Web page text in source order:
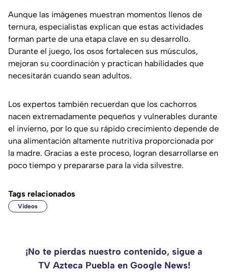
Aunque las imágenes muestran momentos llenos de
ternura, especialistas explican que estas actividades
forman parte de una etapa clave en su desarrollo.
Durante el juego, los osos fortalecen sus músculos,
mejoran su coordinación y practican habilidades que
necesitarán cuando sean adultos.
Los expertos también recuerdan que los cachorros
nacen extremadamente pequeños y vulnerables durante
el invierno, por lo que su rápido crecimiento depende de
una alimentación altamente nutritiva proporcionada por
la madre. Gracias a este proceso, logran desarrollarse en
poco tiempo y prepararse para la vida silvestre.
Tags relacionados
Videos
¡No te pierdas nuestro contenido, sigue a
TV Azteca Puebla en Google News!